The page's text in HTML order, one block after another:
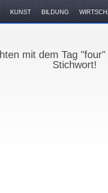
KUNST BILDUNG
mit dem Tag
Stichwort!